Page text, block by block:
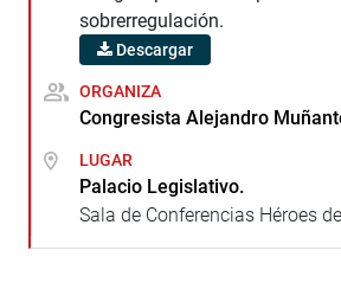
sobrerregulación.
Descargar
ORGANIZA
Congresista Alejandro
LUGAR
Palacio Legislativo.
Sala de Conferencias Héroes